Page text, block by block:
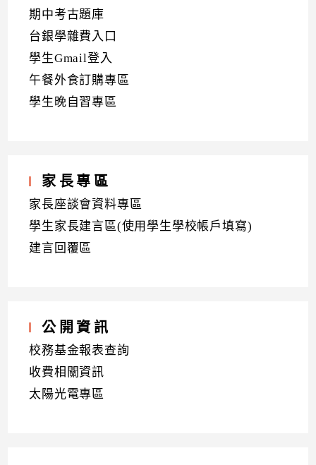
期中考古題庫
台銀學雜費入口
學生Gmail登入
午餐外食訂購專區
學生晚自習專區
家長專區
家長座談會資料專區
學生家長建言區(使用學生學校帳戶填寫)
建言回覆區
公開資訊
校務基金報表查詢
收費相關資訊
太陽光電專區